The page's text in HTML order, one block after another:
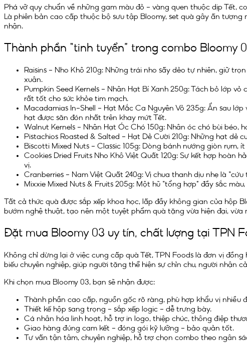
Phá vỡ quy chuẩn về những gam màu đỏ – vàng quen thuộc dịp Tết,
Là phiên bản cao cấp thuộc bộ sưu tập Bloomy, set quà gây ấn
nhận.
Thành phần “tinh tuyển” trong combo Bloomy
Raisins – Nho Khô 210g: Những trái nho sấy dẻo tự nhiên, giữ
xuân.
Pumpkin Seed Kernels – Nhân Hạt Bí Xanh 250g: Tách bỏ lớp
rất tốt cho sức khỏe tim mạch.
Macadamias In-Shell – Hạt Mắc Ca Nguyên Vỏ 235g: Ẩn sau
hạt được săn đón nhất trên khay mứt Tết.
Walnut Kernels – Nhân Hạt Óc Chó 150g: Nhân óc chó bùi béo,
Pistachios Roasted & Salted – Hạt Dẻ Cười 210g: Những hạt dẻ
Biscotti Mixed Nuts – Classic 105g: Dòng bánh nướng giòn
Cookies Dried Fruits Nho Khô Việt Quất 120g: Sự kết hợp hoàn
vị.
Cranberries – Nam Việt Quất 240g: Vị chua thanh dịu nhẹ là
Mixxie Mixed Nuts & Fruits 205g: Một hũ “tổng hợp” đầy sắc
Tất cả thức quà được sắp xếp khoa học, lấp đầy không gian của hộp
bướm nghệ thuật, tạo nên một tuyệt phẩm quà tặng vừa hiện đại, vừa
Đặt mua Bloomy 03 uy tín, chất lượng tại TPN
Không chỉ dừng lại ở việc cung cấp quà Tết, TPN Foods là đơn vị
biếu chuyên nghiệp, giúp người tặng thể hiện sự chỉn chu, người nhận
Khi chọn mua Bloomy 03, bạn sẽ nhận được:
Thành phần cao cấp, nguồn gốc rõ ràng, phù hợp khẩu vị nhiều
Thiết kế hộp sang trọng – sắp xếp logic – dễ trưng bày.
Cá nhân hóa linh hoạt, hỗ trợ in logo, thiệp chúc, thông điệp
Giao hàng đúng cam kết – đóng gói kỹ lưỡng – bảo quản tốt.
Tư vấn tận tâm, chuyên nghiệp, hỗ trợ chọn combo theo ngân